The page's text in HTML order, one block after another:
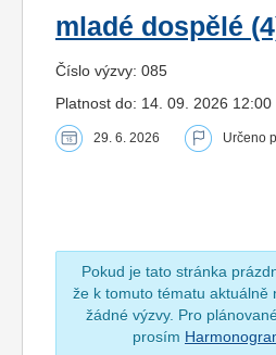
mladé dospělé
Číslo výzvy: 085
Platnost do: 14. 09. 2026 12:00
29. 6. 2026 Určeno
Pokud je tato stránka
že k tomuto tématu aktuálně
žádné výzvy. Pro
prosím